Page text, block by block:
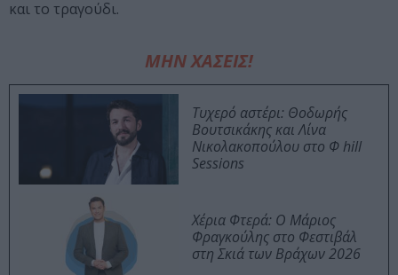
και το τραγούδι.
ΜΗΝ ΧΑΣΕΙΣ!
Τυχερό αστέρι: Θοδωρής
Βουτσικάκης και Λίνα
Νικολακοπούλου στο Φ hill
Sessions
Χέρια Φτερά: Ο Μάριος
Φραγκούλης στο Φεστιβάλ
στη Σκιά των Βράχων 2026